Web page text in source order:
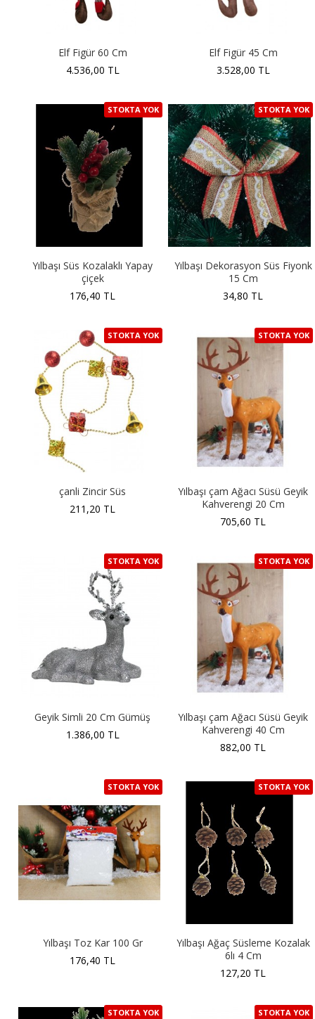
Elf Figür 60 Cm
4.536,00 TL
Elf Figür 45 Cm
3.528,00 TL
STOKTA YOK
Yılbaşı Süs Kozalaklı Yapay
çiçek
176,40 TL
STOKTA YOK
Yılbaşı Dekorasyon Süs Fiyonk
15 Cm
34,80 TL
STOKTA YOK
çanli Zincir Süs
211,20 TL
STOKTA YOK
Yılbaşı çam Ağacı Süsü Geyik
Kahverengi 20 Cm
705,60 TL
STOKTA YOK
Geyik Simli 20 Cm Gümüş
1.386,00 TL
STOKTA YOK
Yılbaşı çam Ağacı Süsü Geyik
Kahverengi 40 Cm
882,00 TL
STOKTA YOK
Yılbaşı Toz Kar 100 Gr
176,40 TL
STOKTA YOK
Yılbaşı Ağaç Süsleme Kozalak
6lı 4 Cm
127,20 TL
STOKTA YOK STOKTA YOK